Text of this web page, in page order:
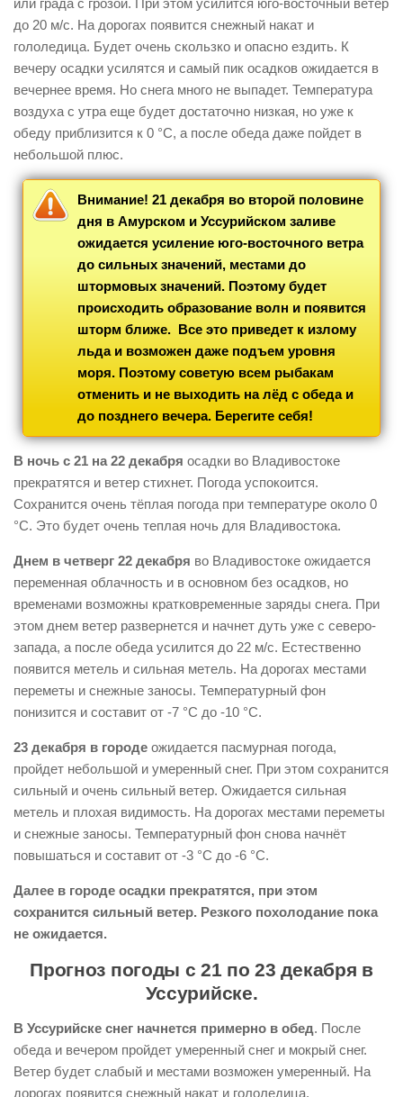
или града с грозой. При этом усилится юго-восточный ветер
до 20 м/с. На дорогах появится снежный накат и
гололедица. Будет очень скользко и опасно ездить. К
вечеру осадки усилятся и самый пик осадков ожидается в
вечернее время. Но снега много не выпадет. Температура
воздуха с утра еще будет достаточно низкая, но уже к
обеду приблизится к 0 °С, а после обеда даже пойдет в
небольшой плюс.
Внимание! 21 декабря во второй половине
дня в Амурском и Уссурийском заливе
ожидается усиление юго-восточного ветра
до сильных значений, местами до
штормовых значений. Поэтому будет
происходить образование волн и появится
шторм ближе. Все это приведет к излому
льда и возможен даже подъем уровня
моря. Поэтому советую всем рыбакам
отменить и не выходить на лёд с обеда и
до позднего вечера. Берегите себя!
В ночь с 21 на 22 декабря осадки во Владивостоке
прекратятся и ветер стихнет. Погода успокоится.
Сохранится очень тёплая погода при температуре около 0
°С. Это будет очень теплая ночь для Владивостока.
Днем в четверг 22 декабря во Владивостоке ожидается
переменная облачность и в основном без осадков, но
временами возможны кратковременные заряды снега. При
этом днем ветер развернется и начнет дуть уже с северо-
запада, а после обеда усилится до 22 м/с. Естественно
появится метель и сильная метель. На дорогах местами
переметы и снежные заносы. Температурный фон
понизится и составит от -7 °С до -10 °С.
23 декабря в городе ожидается пасмурная погода,
пройдет небольшой и умеренный снег. При этом сохранится
сильный и очень сильный ветер. Ожидается сильная
метель и плохая видимость. На дорогах местами переметы
и снежные заносы. Температурный фон снова начнёт
повышаться и составит от -3 °С до -6 °С.
Далее в городе осадки прекратятся, при этом
сохранится сильный ветер. Резкого похолодание пока
не ожидается.
Прогноз погоды с 21 по 23 декабря в
Уссурийске.
В Уссурийске снег начнется примерно в обед. После
обеда и вечером пройдет умеренный снег и мокрый снег.
Ветер будет слабый и местами возможен умеренный. На
дорогах появится снежный накат и гололедица.